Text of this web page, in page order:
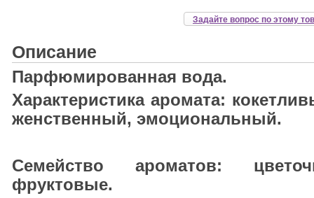
Задайте вопрос по этому
Описание
Парфюмированная вода.
Характеристика аромата:
женственный, эмоциональный.
Семейство ароматов:
фруктовые.